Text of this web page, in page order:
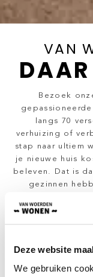
Deze website
We gebruiken
VAN
Bezoek
langs 70
verhuizing of
stap naar ultiem
je nieuwe huis
beleven. Dat is
gezinnen
Kom